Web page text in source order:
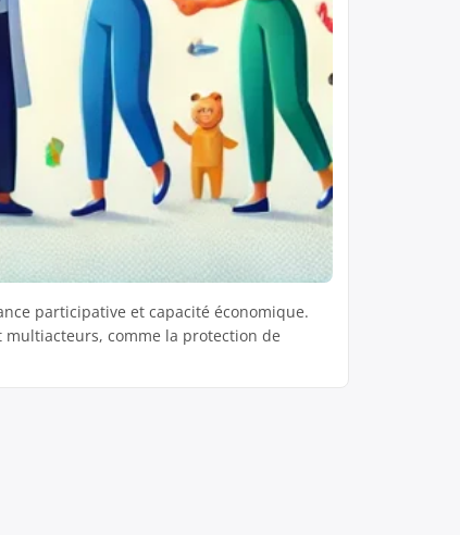
participative et capacité économique.
comme la protection de